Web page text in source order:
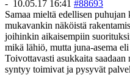
- 10.05.17 16:41 #88693
Samaa mieltä edellisen puhujan
mukavankin näköistä
joihinkin aikaisempiin
mikä lähiö, mutta juna-asema
Toivottavasti asukkaita saadaan
syntyy toimivat ja pysyvät